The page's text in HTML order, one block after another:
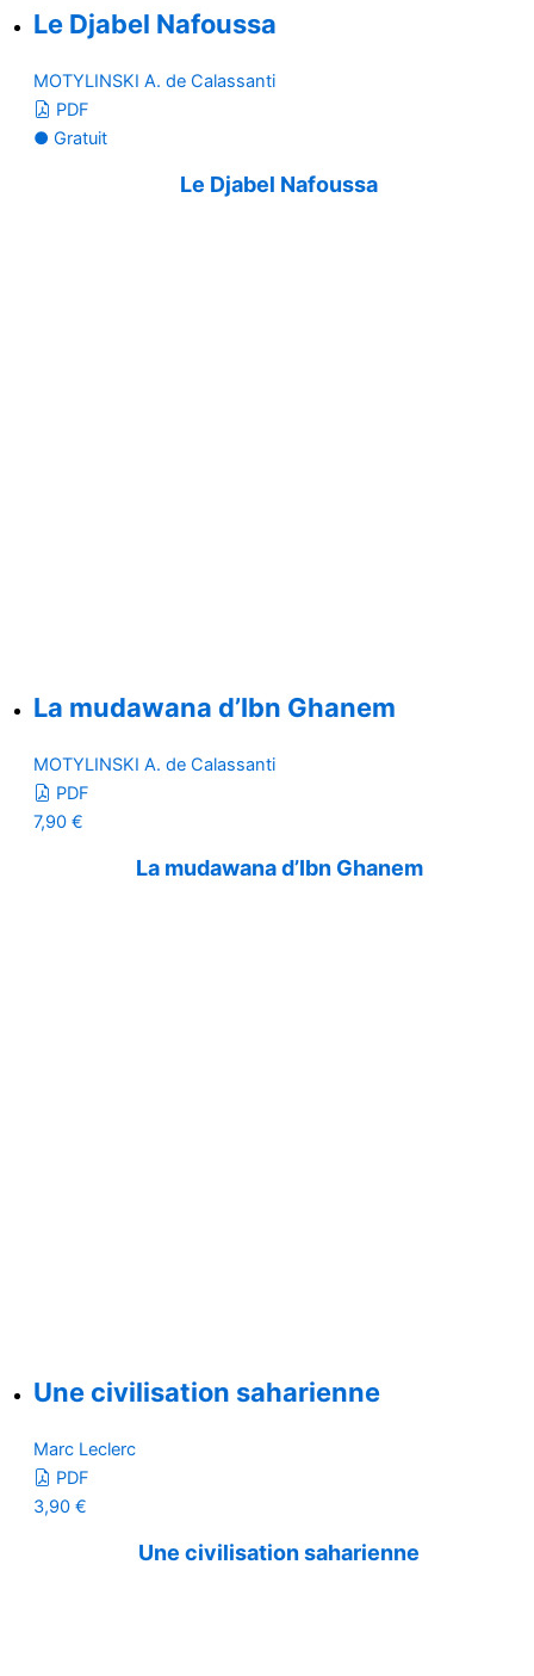
Le Djabel Nafoussa
MOTYLINSKI A. de Calassanti
PDF
● Gratuit
Le Djabel Nafoussa
La mudawana d’Ibn Ghanem
MOTYLINSKI A. de Calassanti
PDF
7,90 €
La mudawana d’Ibn Ghanem
Une civilisation saharienne
Marc Leclerc
PDF
3,90 €
Une civilisation saharienne